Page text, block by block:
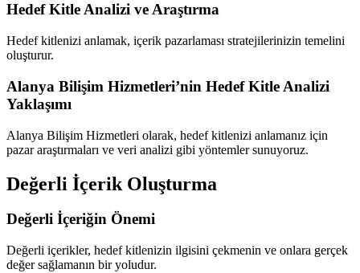
Hedef Kitle Analizi ve Araştırma
Hedef kitlenizi anlamak, içerik pazarlaması stratejilerinizin temelini
oluşturur.
Alanya Bilişim Hizmetleri’nin Hedef Kitle Analizi
Yaklaşımı
Alanya Bilişim Hizmetleri olarak, hedef kitlenizi anlamanız için
pazar araştırmaları ve veri analizi gibi yöntemler sunuyoruz.
Değerli İçerik Oluşturma
Değerli İçeriğin Önemi
Değerli içerikler, hedef kitlenizin ilgisini çekmenin ve onlara gerçek
değer sağlamanın bir yoludur.